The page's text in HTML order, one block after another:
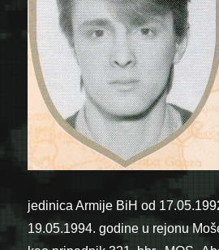
jedinica Armije BiH od
19.05.1994. godine u rejonu